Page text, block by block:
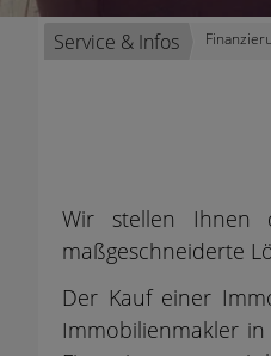
Service & Infos
Wir stellen Ihnen
maßgeschneiderte
Der Kauf einer
Immobilienmakler